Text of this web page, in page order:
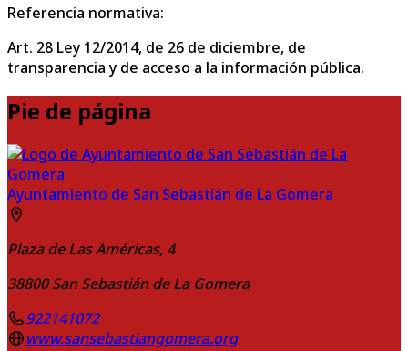
Referencia normativa:
Art. 28 Ley 12/2014, de 26 de diciembre, de
transparencia y de acceso a la información pública.
Pie de página
Ayuntamiento de San Sebastián de La Gomera
Plaza de Las Américas, 4
38800 San Sebastián de La Gomera
922141072
www.sansebastiangomera.org